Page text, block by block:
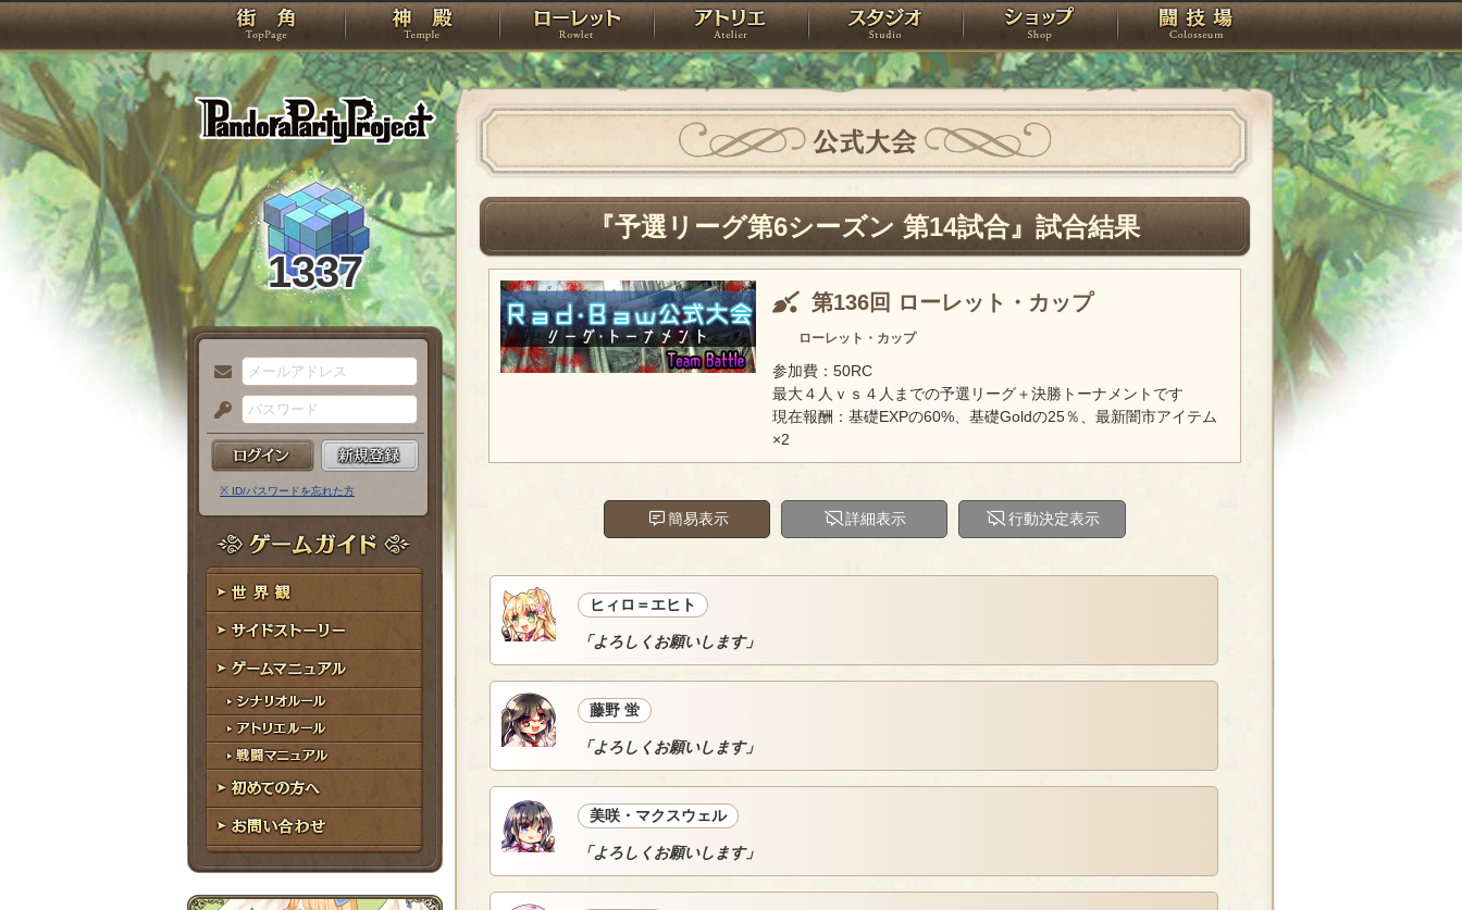
PandoraPartyProject
TOP 神殿 ローレット アトリエ スタジオ ショップ 闘技場
1337
メ
ー
ル
ア
ド
レ
ス
パ
ス
ー
ド
※ ID/パスワードを忘れた方
ゲームガイド
世界観
サイドストーリー
ゲームマニュアル
シナリオルール
アトリエルール
戦闘マニュアル
初めての方へ
お問い合わせ
公式大会
『予選リーグ第6シーズン 第14試合』試合結果
第136回 ローレット・カップ
ローレット・カップ
参加費：50RC
最大４人ｖｓ４人までの予選リーグ＋決勝トーナメントです
現在報酬：基礎EXPの60%、基礎Goldの25％、最新闇市アイテム
×2
簡易表示 詳細表示 行動決定表示
ヒィロ＝エヒト
「よろしくお願いします」
藤野 蛍
「よろしくお願いします」
美咲・マクスウェル
「よろしくお願いします」